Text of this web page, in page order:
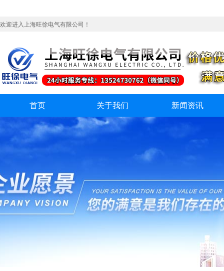
欢迎进入上海旺徐电气有限公司！
首页 关于我们 新闻资讯